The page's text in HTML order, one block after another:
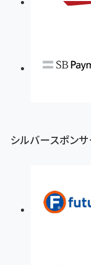
シルバースポン